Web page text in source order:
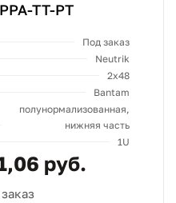
TT-PT
Под заказ
Neutrik
2x48
Bantam
полунормализованная,
нижняя часть
1U
руб.